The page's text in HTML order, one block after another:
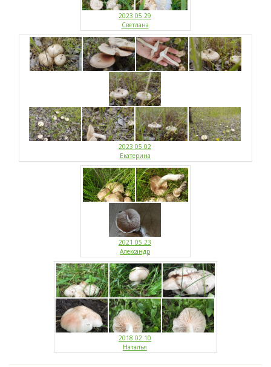
2023.05.29
Светлана
2023.05.02
Екатерина
2021.05.23
Александр
2018.02.10
Наталья